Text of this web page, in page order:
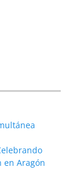
en Aragón